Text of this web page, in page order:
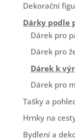
Dekorační
Dárky podle
Dárek pro
Dárek pro
Dárek k
Dárek pro
Tašky a
Hrnky na
Bydlení a